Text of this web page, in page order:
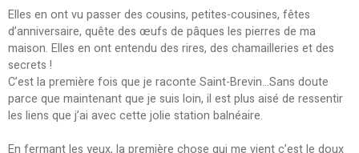
Elles en ont vu passer des cousins, petites-cousines, fêtes
d’anniversaire, quête des œufs de pâques les pierres de ma
maison. Elles en ont entendu des rires, des chamailleries et des
secrets !
C’est la première fois que je raconte Saint-Brevin…Sans doute
parce que maintenant que je suis loin, il est plus aisé de ressentir
les liens que j’ai avec cette jolie station balnéaire.
En fermant les yeux, la première chose qui me vient c’est le doux